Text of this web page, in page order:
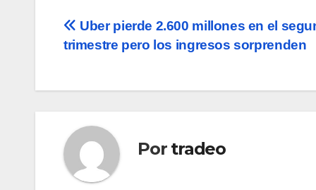
Navegación
entradas
Uber pierde 2.600 millones en el
trimestre pero los ingresos sorprenden
Por tradeo